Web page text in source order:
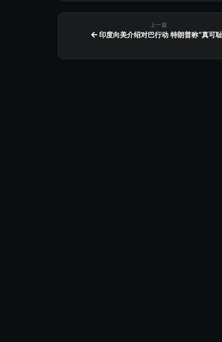
上一篇
印度向美介绍对巴行动 特朗普称“真可